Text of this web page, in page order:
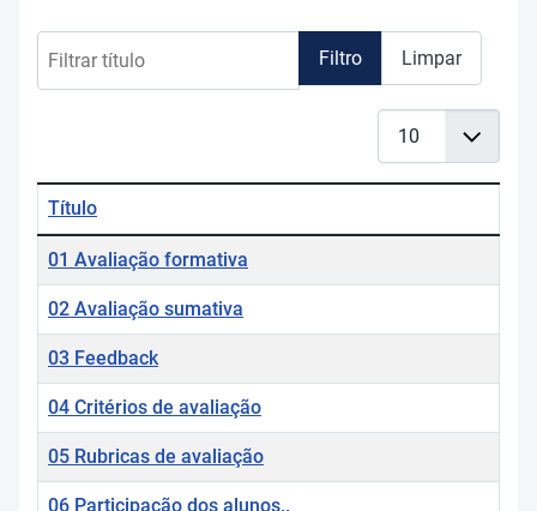
Filtro Limpar
Tabela de artigos
Título
01 Avaliação formativa
02 Avaliação sumativa
03 Feedback
04 Critérios de avaliação
05 Rubricas de avaliação
06 Participação dos alunos..